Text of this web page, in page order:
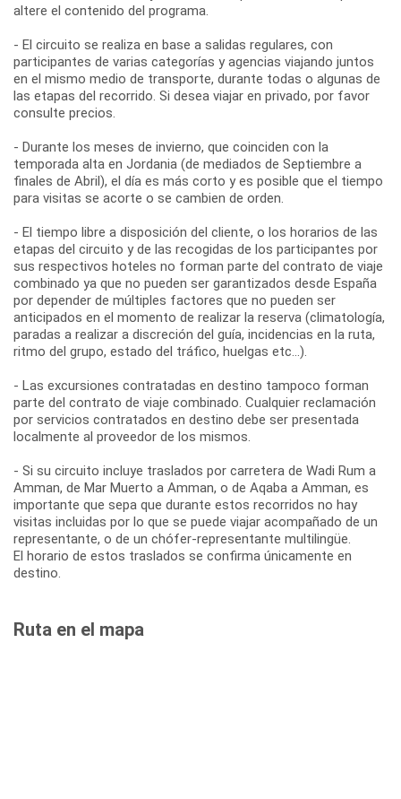
altere el contenido del programa.
- El circuito se realiza en base a salidas regulares, con
participantes de varias categorías y agencias viajando juntos
en el mismo medio de transporte, durante todas o algunas de
las etapas del recorrido. Si desea viajar en privado, por favor
consulte precios.
- Durante los meses de invierno, que coinciden con la
temporada alta en Jordania (de mediados de Septiembre a
finales de Abril), el día es más corto y es posible que el tiempo
para visitas se acorte o se cambien de orden.
- El tiempo libre a disposición del cliente, o los horarios de las
etapas del circuito y de las recogidas de los participantes por
sus respectivos hoteles no forman parte del contrato de viaje
combinado ya que no pueden ser garantizados desde España
por depender de múltiples factores que no pueden ser
anticipados en el momento de realizar la reserva (climatología,
paradas a realizar a discreción del guía, incidencias en la ruta,
ritmo del grupo, estado del tráfico, huelgas etc...).
- Las excursiones contratadas en destino tampoco forman
parte del contrato de viaje combinado. Cualquier reclamación
por servicios contratados en destino debe ser presentada
localmente al proveedor de los mismos.
- Si su circuito incluye traslados por carretera de Wadi Rum a
Amman, de Mar Muerto a Amman, o de Aqaba a Amman, es
importante que sepa que durante estos recorridos no hay
visitas incluidas por lo que se puede viajar acompañado de un
representante, o de un chófer-representante multilingüe.
El horario de estos traslados se confirma únicamente en
destino.
Ruta en el mapa